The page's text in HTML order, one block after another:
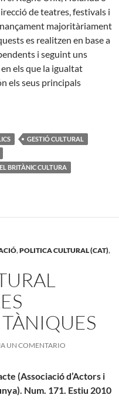
de teatres, festivals i
majoritàriament
es realitzen en base a
i seguint uns
els que la igualtat
els seus principals
públics a Europa
GESTIÓ CULTURAL
BRITÀNIC CULTURA
,POLITICA CULTURAL (CAT),
UN COMENTARIO
(Associació d’Actors i
Num. 171. Estiu 2010